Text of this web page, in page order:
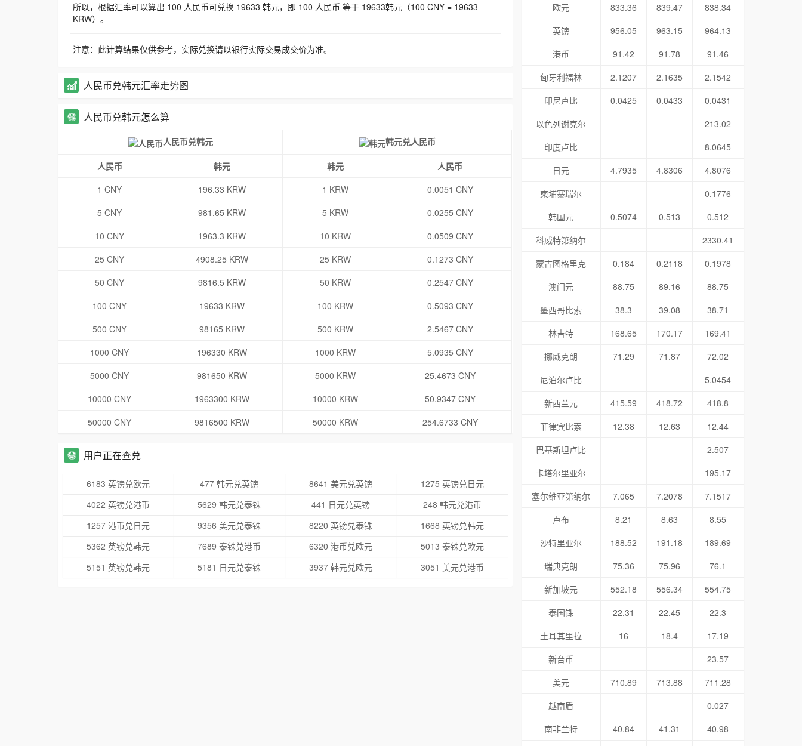
所以，根据汇率可以算出 100 人民币可兑换 19633 韩元，即 100 人民币 等于 19633韩元（100 CNY = 19633
KRW）。
注意：此计算结果仅供参考，实际兑换请以银行实际交易成交价为准。
人民币兑韩元汇率走势图
人民币兑韩元怎么算
人民币兑韩元 韩元兑人民币
人民币 韩元 韩元
人民币
1 CNY
196.33 KRW 1 KRW
0.0051 CNY
5 CNY
981.65 KRW 5 KRW
0.0255 CNY
10 CNY
1963.3 KRW 10 KRW
0.0509 CNY
25 CNY
4908.25 KRW 25 KRW
0.1273 CNY
50 CNY
9816.5 KRW 50 KRW
0.2547 CNY
100 CNY
19633 KRW 100 KRW
0.5093 CNY
500 CNY
98165 KRW 500 KRW
2.5467 CNY
1000 CNY
196330 KRW 1000 KRW
5.0935 CNY
5000 CNY
981650 KRW 5000 KRW
25.4673 CNY
10000 CNY
1963300 KRW 10000 KRW
50.9347 CNY
50000 CNY
9816500 KRW 50000 KRW 254.6733 CNY
用户正在查兑
6183 英镑兑欧元 477 韩元兑英镑 8641 美元兑英镑
1275 英镑兑日元
4022 英镑兑港币
5629 韩元兑泰铢 441 日元兑英镑
248 韩元兑港币
1257 港币兑日元
9356 美元兑泰铢 8220 英镑兑泰铢
1668 英镑兑韩元
5362 英镑兑韩元
7689 泰铢兑港币 6320 港币兑欧元
5013 泰铢兑欧元
5151 英镑兑韩元
5181 日元兑泰铢 3937 韩元兑欧元 3051 美元兑港币
欧元
833.36 839.47
838.34
英镑
956.05 963.15
964.13
港币
91.42 91.78
91.46
匈牙利福林
2.1207 2.1635
2.1542
印尼卢比
0.0425 0.0433
0.0431
以色列谢克尔
213.02
印度卢比
8.0645
日元
4.7935 4.8306
4.8076
柬埔寨瑞尔
0.1776
韩国元
0.5074 0.513
0.512
科威特第纳尔
2330.41
蒙古图格里克
0.184 0.2118
0.1978
澳门元
88.75 89.16
88.75
墨西哥比索
38.3 39.08
38.71
林吉特
168.65 170.17
169.41
挪威克朗
71.29 71.87
72.02
尼泊尔卢比
5.0454
新西兰元
415.59 418.72
418.8
菲律宾比索
12.38 12.63
12.44
巴基斯坦卢比
2.507
卡塔尔里亚尔
195.17
塞尔维亚第纳尔
7.065 7.2078
7.1517
卢布
8.21 8.63
8.55
沙特里亚尔
188.52 191.18
189.69
瑞典克朗
75.36 75.96
76.1
新加坡元
552.18 556.34
554.75
泰国铢
22.31 22.45
22.3
土耳其里拉
16 18.4
17.19
新台币
23.57
美元
710.89 713.88
711.28
越南盾
0.027
南非兰特
40.84 41.31 40.98